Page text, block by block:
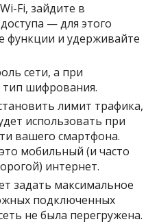
Fi, зайдите в
— для этого
функции и удерживайте
сети, а при
шифрования.
лимит трафика,
использовать при
вашего смартфона.
мобильный (и часто
интернет.
задать максимальное
подключенных
не была перегружена.